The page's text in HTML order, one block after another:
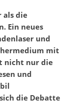
als die
Ein neues
und
mit
nicht nur die
und
die Debatte